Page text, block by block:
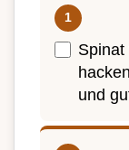
und